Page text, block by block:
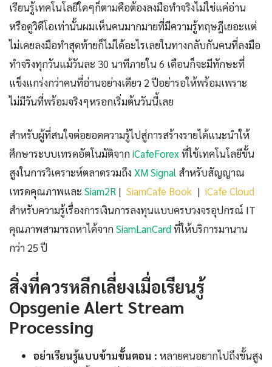
เรียนรู้เทคโนโลยีใดๆก็ตามคือต้องลงมือทำจริงไม่ใช่แค่อ่าน
หรือดูวิดีโอเท่านั้นผมเห็นคนมากมายที่มีความรู้ทฤษฎีเยอะแต่
ไม่เคยลงมือทำสุดท้ายก็ไม่ได้อะไรเลยในทางกลับกันคนที่ลงมือ
ทำจริงทุกวันแม้วันละ 30 นาทีภายใน 6 เดือนก็จะมีทักษะที่
แข็งแกร่งกว่าคนที่อ่านอย่างเดียว 2 ปีอย่ารอให้พร้อมเพราะ
ไม่มีวันที่พร้อมจริงๆหรอกเริ่มต้นวันนี้เลย
สำหรับผู้ที่สนใจต่อยอดความรู้ไปสู่การสร้างรายได้แนะนำให้
ศึกษาระบบเทรดอัตโนมัติจากiCafeForex ที่ใช้เทคโนโลยีขั้น
สูงในการวิเคราะห์ตลาดรวมถึง XM Signal สำหรับสัญญาณ
เทรดคุณภาพและ Siam2R | SiamCafe Book | iCafe Cloud
สำหรับความรู้เรื่องการเงินการลงทุนแบบครบวงจรอุปกรณ์ IT
คุณภาพสามารถหาได้จากSiamLanCardที่ให้บริการมานาน
กว่า 25 ปี
สิ่งที่ควรหลีกเลี่ยงเมื่อเรียนรู้
Opsgenie Alert Stream
Processing
อย่าเรียนรู้แบบข้ามขั้นตอน : หลายคนอยากไปถึงขั้นสูง